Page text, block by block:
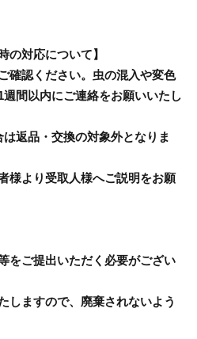
の対応について】
確認ください。虫の混入や変色
間以内にご連絡をお願いいたし
返品・交換の対象外となりま
様より受取人様へご説明をお願
をご提出いただく必要がござい
しますので、廃棄されないよう